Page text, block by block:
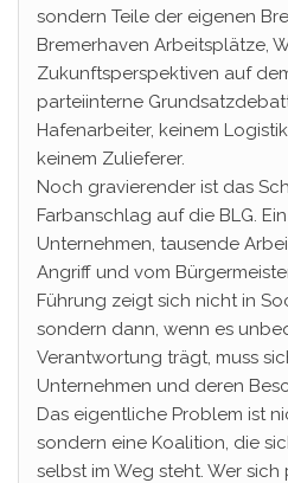
sondern Teile der eigenen
Bremerhaven Arbeitsplätze,
Zukunftsperspektiven auf
parteiinterne
Hafenarbeiter, keinem
keinem Zulieferer.
Noch gravierender ist das
Farbanschlag auf die BLG.
Unternehmen, tausende
Angriff und vom
Führung zeigt sich nicht in
sondern dann, wenn es
Verantwortung trägt, muss
Unternehmen und deren
Das eigentliche Problem ist
sondern eine Koalition, die
selbst im Weg steht. Wer